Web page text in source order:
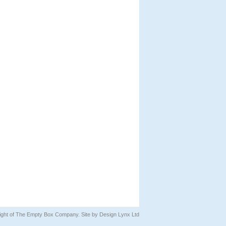
of The Empty Box Company. Site by Design Lynx Ltd